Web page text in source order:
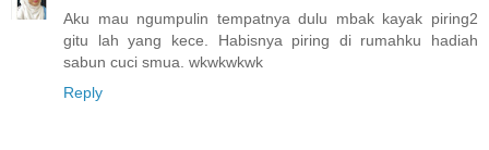
Aku mau ngumpulin tempatnya dulu mbak kayak piring2
gitu lah yang kece. Habisnya piring di rumahku hadiah
sabun cuci smua. wkwkwkwk
Reply